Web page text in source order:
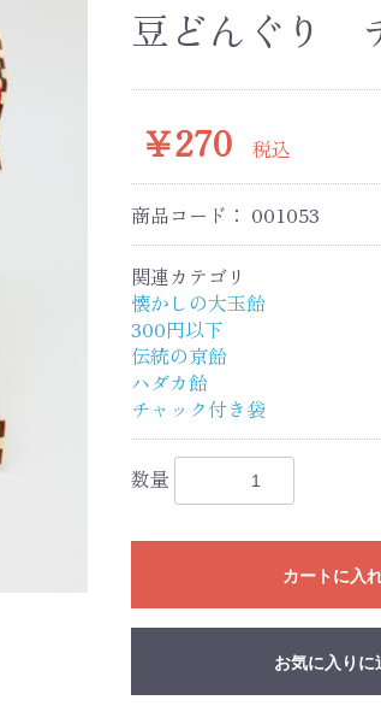
豆どんぐり
￥270 税込
商品コード： 001053
関連カテゴリ
懐かしの大玉飴
300円以下
伝統の京飴
ハダカ飴
チャック付き袋
数量
カートに入
お気に入りに